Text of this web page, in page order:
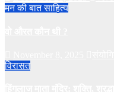
मन की बातसाहित्य
विरासत